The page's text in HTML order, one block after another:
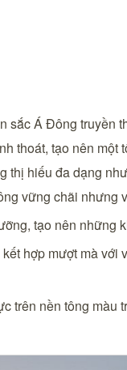
Á Đông truyền
thoát, tạo nên
thị hiếu đa dạng
vững chãi nhưng
tạo nên những
hợp mượt mà với
trên nền tông màu